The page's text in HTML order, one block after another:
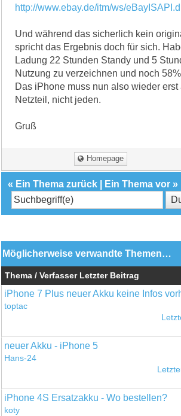
http://www.ebay.de/itm/ws/
Und während das sicherlich kein
spricht das Ergebnis doch für sich.
Ladung 22 Stunden Standy und 5
Nutzung zu verzeichnen und noch
Das iPhone muss nun also wieder erst
Netzteil, nicht jeden.
Gruß
Homepage
« Ein Thema zurück Ein Thema vor »
Möglicherweise verwandte Themen…
Thema / Verfasser Letzter Beitrag
iPhone 7 Plus neuer Akku keine Infos
toptac
neuer Akku - iPhone 5
Hans-24
iPhone 4S Ersatzakku - Wo bestellen?
koty